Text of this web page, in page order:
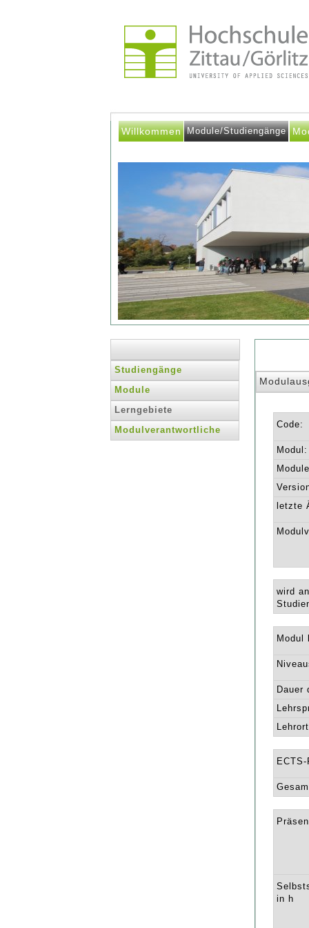
Willkommen Module/Studiengänge
Studiengänge
Module
Lerngebiete
Modulverantwortliche
Code:
Modul:
letzte
wird
Modul
Dauer
in h